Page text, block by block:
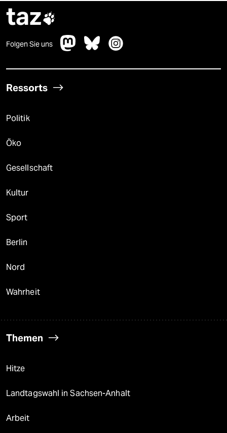
taz
Folgen Sie uns
Ressorts
Politik
Öko
Gesellschaft
Kultur
Sport
Berlin
Nord
Wahrheit
Themen
Hitze
Landtagswahl in Sachsen-Anhalt
Arbeit